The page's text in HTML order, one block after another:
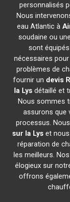
personnalisés
Nous
eau Atlantic à
soudaine ou
sont
nécessaires
problèmes de
fournir un devis
la Lysdétaillé et
Nous sommes
assurons que
processus.
sur la Lys et
réparation de
les meilleurs.
élogieux sur
offrons